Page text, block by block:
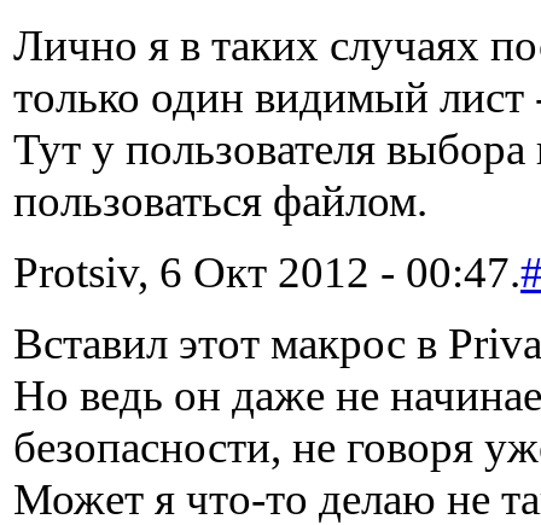
Лично я в таких случаях
только один видимый
Тут у пользователя
пользоваться файлом.
Protsiv, 6 Окт 2012 - 00:47.
Вставил этот макрос в
Но ведь он даже не
безопасности, не говоря
Может я что-то делаю не